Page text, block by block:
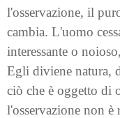
l'osservazione, il
cambia. L'uomo
interessante o
Egli diviene natura,
ciò che è oggetto di
l'osservazione non è